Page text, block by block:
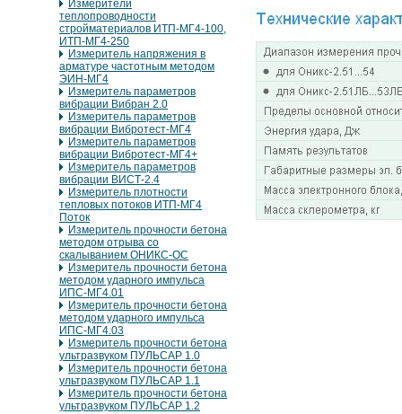
Измерители
теплопроводности
стройматериалов ИТП-МГ4-100,
ИТП-МГ4-250
Измеритель напряжения в
арматуре частотным методом
ЭИН-МГ4
Измеритель параметров
вибрации Вибран 2.0
Измеритель параметров
вибрации Вибротест-МГ4
Измеритель параметров
вибрации Вибротест-МГ4+
Измеритель параметров
вибрации ВИСТ-2.4
Измеритель плотности
тепловых потоков ИТП-МГ4
Поток
Измеритель прочности бетона
методом отрыва со
скалыванием ОНИКС-ОС
Измеритель прочности бетона
методом ударного импульса
ИПС-МГ4.01
Измеритель прочности бетона
методом ударного импульса
ИПС-МГ4.03
Измеритель прочности бетона
ультразвуком ПУЛЬСАР 1.0
Измеритель прочности бетона
ультразвуком ПУЛЬСАР 1.1
Измеритель прочности бетона
ультразвуком ПУЛЬСАР 1.2